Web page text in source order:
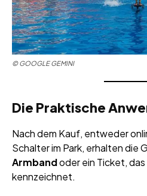
© GOOGLE GEMINI
Die Praktische
Nach dem Kauf, entweder
Schalter im Park, erhalten die
Armbandoder ein Ticket,
kennzeichnet.